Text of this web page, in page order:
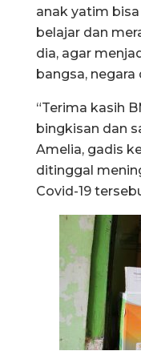
anak yatim
belajar dan
dia, agar
bangsa,
“Terima kasih
bingkisan dan
Amelia, gadis
ditinggal
Covid-19